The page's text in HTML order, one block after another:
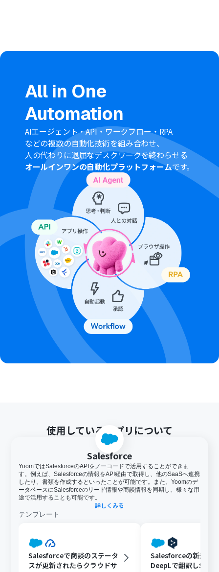
い。
ネクトはエラーとなりますので、ご注意ください。
・チームプランやサクセスプランなどの有料プランは、2週間の
無料トライアルを行うことが可能です。無料トライアル中には
制限対象のアプリを使用することができます。
・トリガーは5分、10分、15分、30分、60分の間隔で起動間隔
を選択できます。
・プランによって最短の起動間隔が異なりますので、ご注意く
ださい。
All in One
Automation
AIエージェント・API・ワークフロー・RPA
などの複数の自動化技術を組み合わせ、
人の代わりに退屈なデスクワークを終わらせる
オールインワンの自動化プラットフォームです。
使用しているアプリについて
Salesforce
YoomではSalesforceのAPIをノーコードで活用することができま
す。例えば、Salesforceの情報をAPI経由で取得し、他のSaaSへ連携
したり、書類を作成するといったことが可能です。また、Yoomのデ
ータベースにSalesforceのリード情報や商談情報を同期し、様々な用
途で活用することも可能です。
詳しくみる
テンプレート
Salesforceで商談のステータ
スが更新されたらクラウドサ
Salesforceの新規リ
DeepLで翻訳しSlack